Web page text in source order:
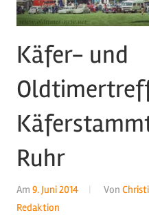
Käfer- und
Ruhr
Am 9. Juni 2014 Von
Redaktion